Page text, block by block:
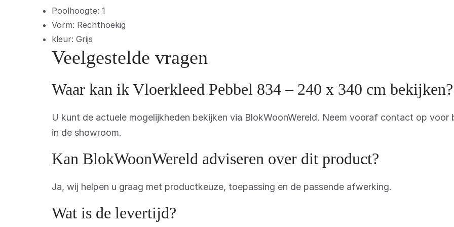
Poolhoogte: 1
Vorm: Rechthoekig
kleur: Grijs
Veelgestelde vragen
Waar kan ik Vloerkleed Pebbel 834 – 240 x 340 cm bekijken?
U kunt de actuele mogelijkheden bekijken via BlokWoonWereld. Neem vooraf contact op voor
in de showroom.
Kan BlokWoonWereld adviseren over dit product?
Ja, wij helpen u graag met productkeuze, toepassing en de passende afwerking.
Wat is de levertijd?